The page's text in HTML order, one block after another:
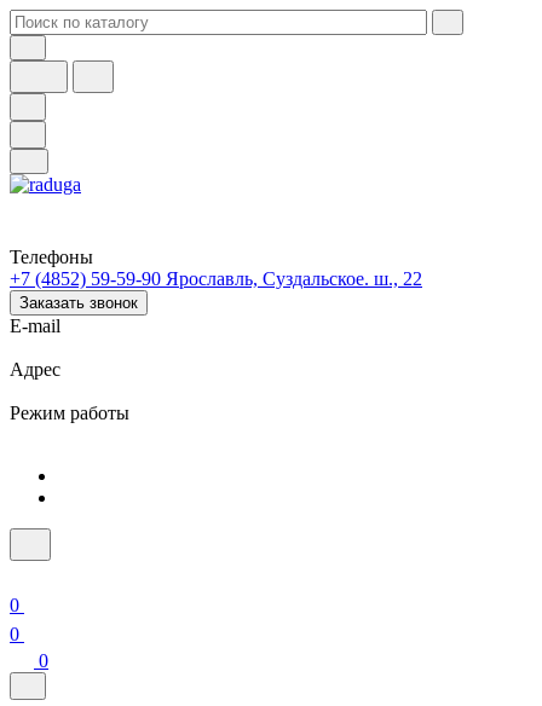
Телефоны
+7 (4852) 59-59-90 Ярославль, Суздальское. ш., 22
Заказать звонок
E-mail
Адрес
Режим работы
0
0
0